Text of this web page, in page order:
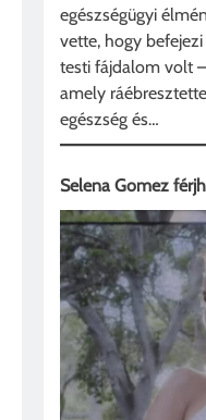
egészségügyi
vette, hogy
testi fájdalom volt
amely
egészség és…
Selena Gomez